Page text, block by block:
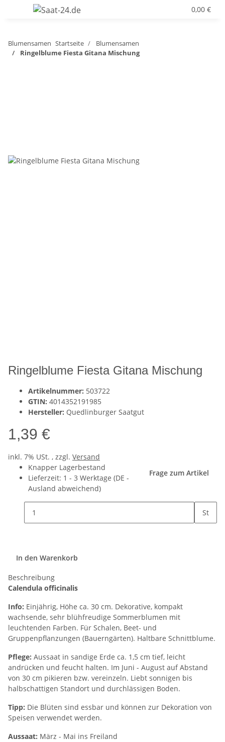
0,00 €
Blumensamen Startseite
Blumensamen
Ringelblume Fiesta Gitana Mischung
Ringelblume Fiesta Gitana Mischung
Artikelnummer: 503722
GTIN: 4014352191985
Hersteller: Quedlinburger Saatgut
1,39 €
inkl. 7% USt. , zzgl. Versand
Knapper Lagerbestand
Lieferzeit: 1 - 3 Werktage (DE -
Ausland abweichend)
Frage zum Artikel
St
In den Warenkorb
Beschreibung
Calendula officinalis
Info: Einjährig, Höhe ca. 30 cm. Dekorative, kompakt
wachsende, sehr blühfreudige Sommerblumen mit
leuchtenden Farben. Für Schalen, Beet- und
Gruppenpflanzungen (Bauerngärten). Haltbare Schnittblume.
Pflege: Aussaat in sandige Erde ca. 1,5 cm tief, leicht
andrücken und feucht halten. Im Juni - August auf Abstand
von 30 cm pikieren bzw. vereinzeln. Liebt sonnigen bis
halbschattigen Standort und durchlässigen Boden.
Tipp: Die Blüten sind essbar und können zur Dekoration von
Speisen verwendet werden.
Aussaat: März - Mai ins Freiland